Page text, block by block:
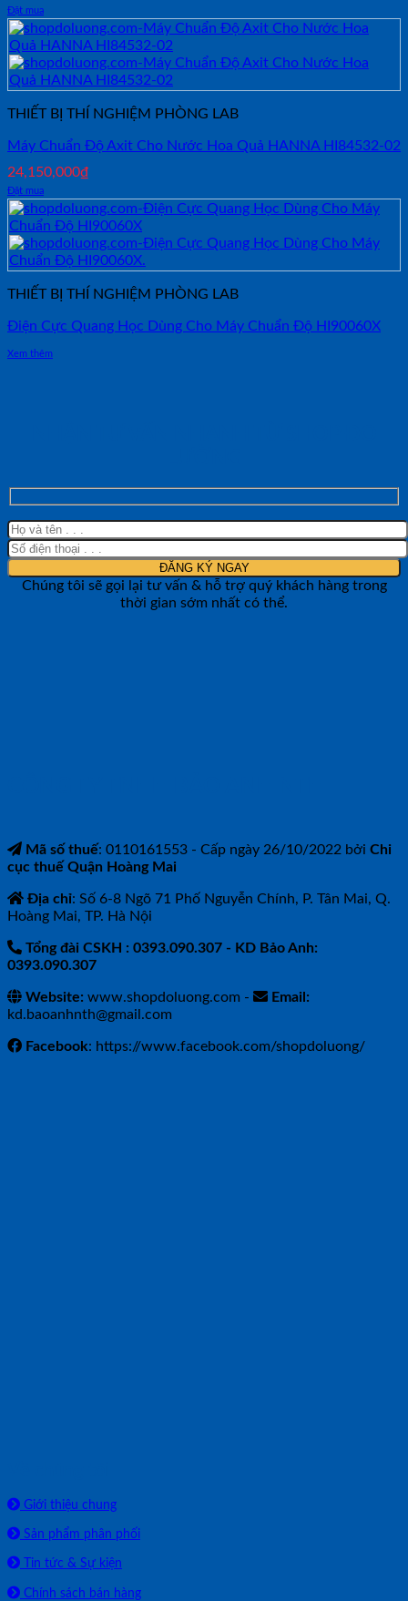
Đặt mua
THIẾT BỊ THÍ NGHIỆM PHÒNG LAB
Máy Chuẩn Độ Axit Cho Nước Hoa Quả HANNA HI84532-02
24,150,000₫
Đặt mua
THIẾT BỊ THÍ NGHIỆM PHÒNG LAB
Điện Cực Quang Học Dùng Cho Máy Chuẩn Độ HI90060X
Xem thêm
Chúng tôi sẽ gọi lại tư vấn & hỗ trợ quý khách hàng trong
thời gian sớm nhất có thể.
Mã số thuế: 0110161553 - Cấp ngày 26/10/2022 bởi Chi
cục thuế Quận Hoàng Mai
Địa chỉ: Số 6-8 Ngõ 71 Phố Nguyễn Chính, P. Tân Mai, Q.
Hoàng Mai, TP. Hà Nội
Tổng đài CSKH : 0393.090.307 - KD Bảo Anh:
0393.090.307
Website: www.shopdoluong.com -
Email:
kd.baoanhnth@gmail.com
Facebook: https://www.facebook.com/shopdoluong/
Giới thiệu chung
Sản phẩm phân phối
Tin tức & Sự kiện
Chính sách bán hàng